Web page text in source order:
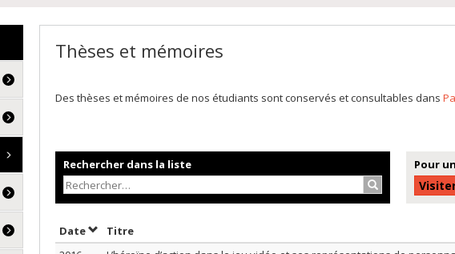
Thèses et mémoires
Des thèses et mémoires de nos étudiants sont conservés et consultables dans
Rechercher dans la liste
Rechercher…
Pour
DateTrier par date en ordre décroissant
Titre